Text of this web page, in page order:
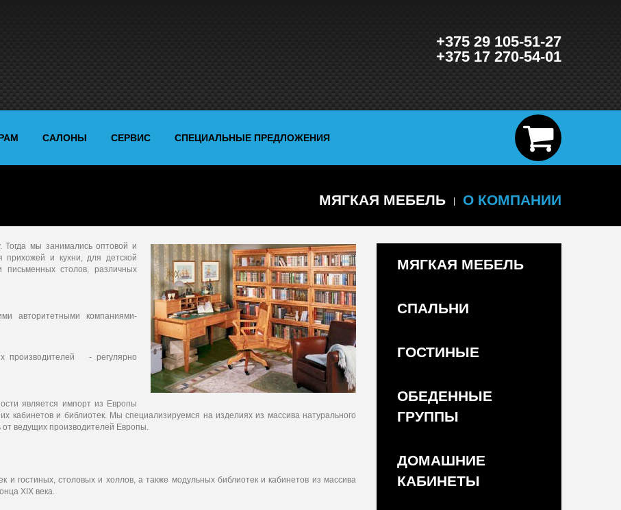
+375 29 105-51-27
+375 17 270-54-01
САЛОНЫ СЕРВИС СПЕЦИАЛЬНЫЕ ПРЕДЛОЖЕНИЯ
МЯГКАЯ МЕБЕЛЬ О КОМПАНИИ
Тогда мы занимались оптовой и
прихожей и кухни, для детской
столов, различных
авторитетными компаниями-
производителей - регулярно
является импорт из Европы
кабинетов и библиотек. Мы специализируемся на изделиях из массива натурального
ведущих производителей Европы.
гостиных, столовых и холлов, а также модульных библиотек и кабинетов из массива
ХIХ века.
МЯГКАЯ МЕБЕЛЬ
СПАЛЬНИ
ГОСТИНЫЕ
ОБЕДЕННЫЕ
ГРУППЫ
ДОМАШНИЕ
КАБИНЕТЫ